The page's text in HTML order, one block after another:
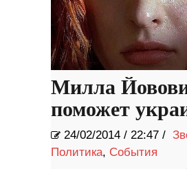
Милла
поможет
24/02/2014 / 22:47 /
Политика, События